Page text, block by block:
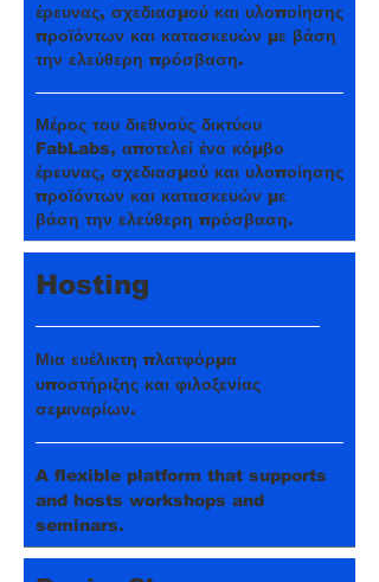
έρευνας, σχεδιασμού και υλοποίησης
προϊόντων και κατασκευών με βάση
την ελεύθερη πρόσβαση.
Μέρος του διεθνούς δικτύου
FabLabs, αποτελεί ένα κόμβο
έρευνας, σχεδιασμού και υλοποίησης
προϊόντων και κατασκευών με
βάση την ελεύθερη πρόσβαση.
Hosting
Μια ευέλικτη πλατφόρμα
υποστήριξης και φιλοξενίας
σεμιναρίων.
A flexible platform that supports
and hosts workshops and
seminars.